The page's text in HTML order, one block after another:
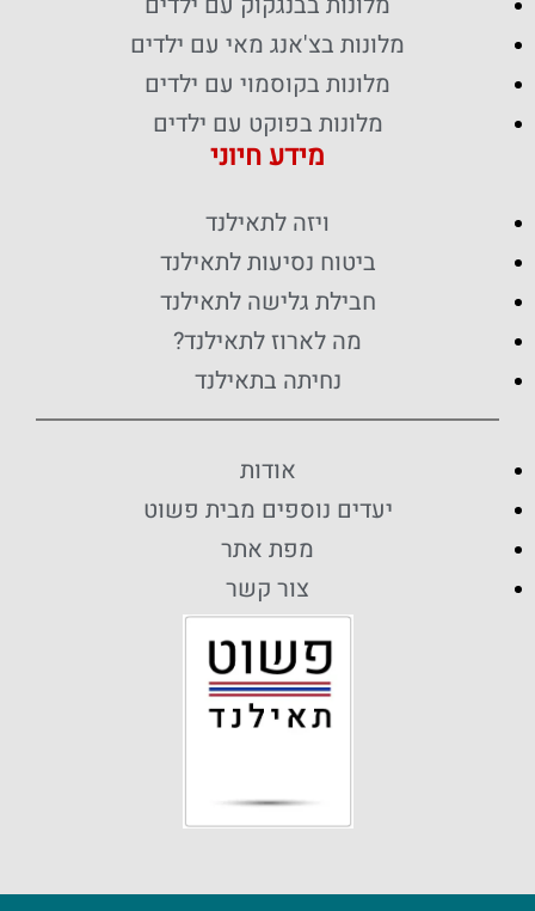
מלונות בצ'אנג מאי עם ילדים
מלונות בקוסמוי עם ילדים
מלונות בפוקט עם ילדים
מידע חיוני
ויזה לתאילנד
ביטוח נסיעות לתאילנד
חבילת גלישה לתאילנד
מה לארוז לתאילנד?
נחיתה בתאילנד
אודות
יעדים נוספים מבית פשוט
מפת אתר
צור קשר